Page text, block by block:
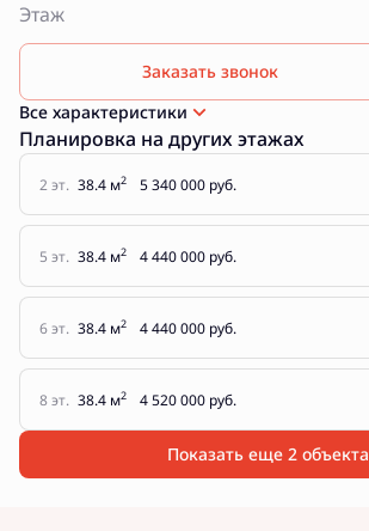
Этаж
Заказать звонок
Все характеристики
Планировка на других этажах
2 эт. 38.4 м2 5 340 000 руб.
5 эт. 38.4 м2 4 440 000 руб.
6 эт. 38.4 м2 4 440 000 руб.
8 эт. 38.4 м2 4 520 000 руб.
Показать еще 2 объектa